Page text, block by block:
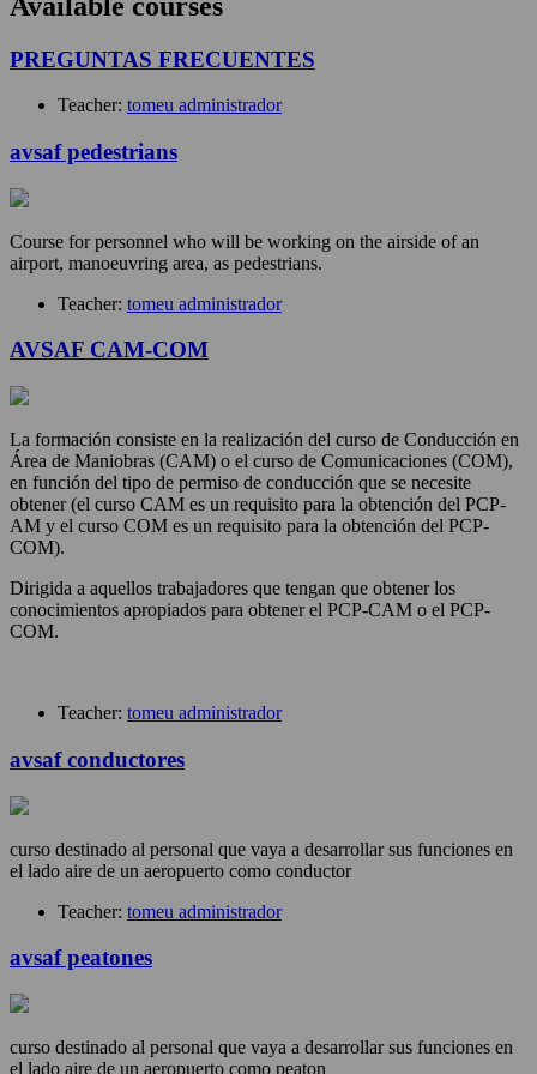
PREGUNTAS FRECUENTES
Teacher: tomeu administrador
avsaf pedestrians
Course for personnel who will be working on the airside of an
airport, manoeuvring area, as pedestrians.
Teacher: tomeu administrador
AVSAF CAM-COM
La formación consiste en la realización del curso de Conducción en
Área de Maniobras (CAM) o el curso de Comunicaciones (COM),
en función del tipo de permiso de conducción que se necesite
obtener (el curso CAM es un requisito para la obtención del PCP-
AM y el curso COM es un requisito para la obtención del PCP-
COM).
Dirigida a aquellos trabajadores que tengan que obtener los
conocimientos apropiados para obtener el PCP-CAM o el PCP-
COM.
Teacher: tomeu administrador
avsaf conductores
curso destinado al personal que vaya a desarrollar sus funciones en
el lado aire de un aeropuerto como conductor
Teacher: tomeu administrador
avsaf peatones
curso destinado al personal que vaya a desarrollar sus funciones en
el lado aire de un aeropuerto como peaton